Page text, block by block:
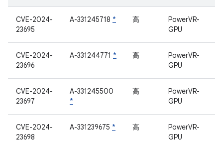
CVE-2024-
23695
A-331245718 * 高
PowerVR-
GPU
CVE-2024-
23696
A-331244771 * 高
PowerVR-
GPU
CVE-2024-
23697
A-331245500
*
高
PowerVR-
GPU
CVE-2024-
23698
A-331239675 * 高
PowerVR-
GPU